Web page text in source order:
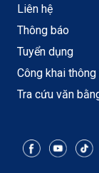
Liên hệ
Thông báo
Tuyển dụng
Công khai thông
Tra cứu văn